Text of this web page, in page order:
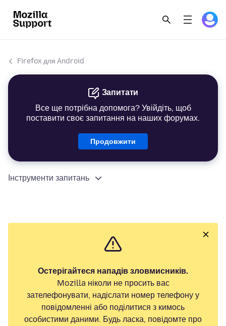
Firefox для Android
Запитати
Все ще потрібна допомога? Увійдіть, щоб
поставити своє запитання на наших форумах.
Продовжити
Інструменти запитань
Остерігайтеся нападів зловмисників.
Mozilla ніколи не просить вас
зателефонувати, надіслати номер телефону у
повідомленні або поділитися з кимось
особистими даними. Будь ласка, повідомте про